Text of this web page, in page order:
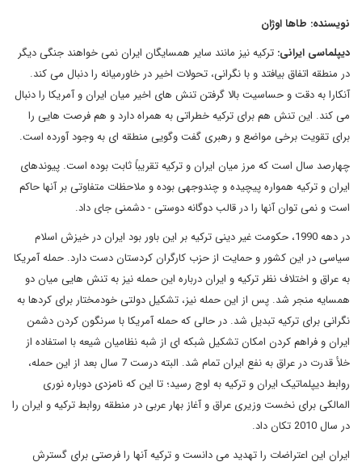
نویسنده: طاها اوژان
دیپلماسی ایرانی: ترکیه نیز مانند سایر همسایگان ایران نمی خواهند جنگی دیگر
در منطقه اتفاق بیافتد و با نگرانی، تحولات اخیر در خاورمیانه را دنبال می کند.
آنکارا به دقت و حساسیت بالا گرفتن تنش های اخیر میان ایران و آمریکا را دنبال
می کند. این تنش هم برای ترکیه خطراتی به همراه دارد و هم فرصت هایی را
برای تقویت برخی مواضع و رهبری گفت وگویی منطقه ای به وجود آورده است.
چهارصد سال است که مرز میان ایران و ترکیه تقریباً ثابت بوده است. پیوندهای
ایران و ترکیه همواره پیچیده و چندوجهی بوده و ملاحظات متفاوتی بر آنها حاکم
است و نمی توان آنها را در قالب دوگانه دوستی - دشمنی جای داد.
در دهه 1990، حکومت غیر دینی ترکیه بر این باور بود ایران در خیزش اسلام
سیاسی در این کشور و حمایت از حزب کارگران کردستان دست دارد. حمله آمریکا
به عراق و اختلاف نظر ترکیه و ایران درباره این حمله نیز به تنش هایی میان دو
همسایه منجر شد. پس از این حمله نیز، تشکیل دولتی خودمختار برای کردها به
نگرانی برای ترکیه تبدیل شد. در حالی که حمله آمریکا با سرنگون کردن دشمن
ایران و فراهم کردن امکان تشکیل شبکه ای از شبه نظامیان شیعه با استفاده از
خلأ قدرت در عراق به نفع ایران تمام شد. البته درست 7 سال بعد از این حمله،
روابط دیپلماتیک ایران و ترکیه به اوج رسید؛ تا این که نامزدی دوباره نوری
المالکی برای نخست وزیری عراق و آغاز بهار عربی در منطقه روابط ترکیه و ایران را
در سال 2010 تکان داد.
ایران این اعتراضات را تهدید می دانست و ترکیه آنها را فرصتی برای گسترش